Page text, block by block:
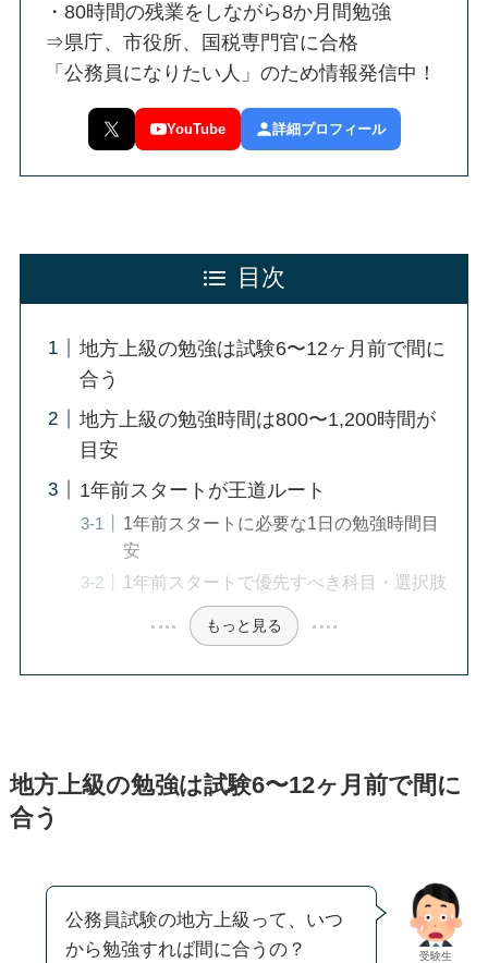
・80時間の残業をしながら8か月間勉強
⇒県庁、市役所、国税専門官に合格
「公務員になりたい人」のため情報発信中！
YouTube 詳細プロフィール
目次
地方上級の勉強は試験6〜12ヶ月前で間に
合う
地方上級の勉強時間は800〜1,200時間が
目安
1年前スタートが王道ルート
1年前スタートに必要な1日の勉強時間目
安
1年前スタートで優先すべき科目・選択肢
もっと見る
地方上級の勉強は試験6〜12ヶ月前で間に
合う
受験生
公務員試験の地方上級って、いつ
から勉強すれば間に合うの？